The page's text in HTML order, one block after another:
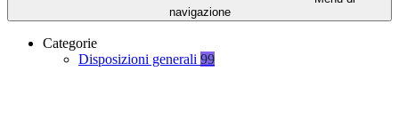
navigazione
Categorie
Disposizioni generali 99